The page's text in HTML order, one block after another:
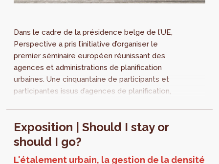
Dans le cadre de la présidence belge de l’UE,
Perspective a pris l’initiative d’organiser le
premier séminaire européen réunissant des
agences et administrations de planification
urbaines. Une cinquantaine de participants et
participantes issus d’agences de planification,
Exposition | Should I stay or
should I go?
L'étalement urbain, la gestion de la densité